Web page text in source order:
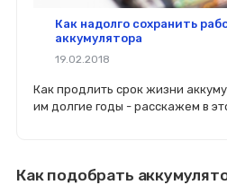
Как надолго сохранить
аккумулятора
19.02.2018
Как продлить срок жизни
им долгие годы - расскажем в
Как подобрать